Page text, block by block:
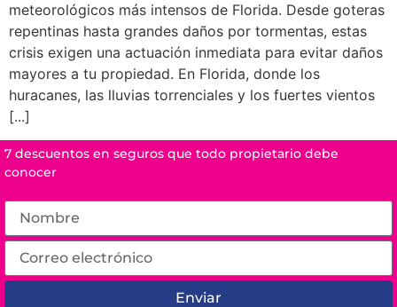
meteorológicos más intensos de Florida. Desde goteras
repentinas hasta grandes daños por tormentas, estas
crisis exigen una actuación inmediata para evitar daños
mayores a tu propiedad. En Florida, donde los
huracanes, las lluvias torrenciales y los fuertes vientos
[...]
7 descuentos en seguros que todo propietario debe
conocer
Enviar